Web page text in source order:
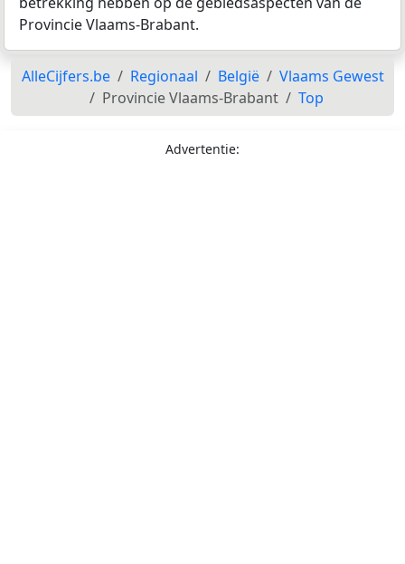
Provincie Vlaams-Brabant.
AlleCijfers.be Regionaal België
Vlaams Gewest
Provincie Vlaams-Brabant
Top
Advertentie: